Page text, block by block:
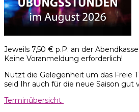
Jeweils 7,50 € p.P. an der Abendkasse.
Keine Voranmeldung erforderlich!
Nutzt die Gelegenheit um das Freie
seid Ihr auch für die neue Saison gut
Terminübersicht